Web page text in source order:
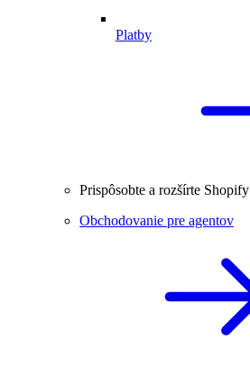
Platby
Prispôsobte a rozšírte Shopify
Obchodovanie pre agentov